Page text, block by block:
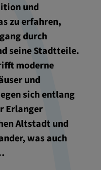
und
zu erfahren,
durch
seine Stadtteile.
moderne
und
sich entlang
Erlanger
Altstadt und
was auch